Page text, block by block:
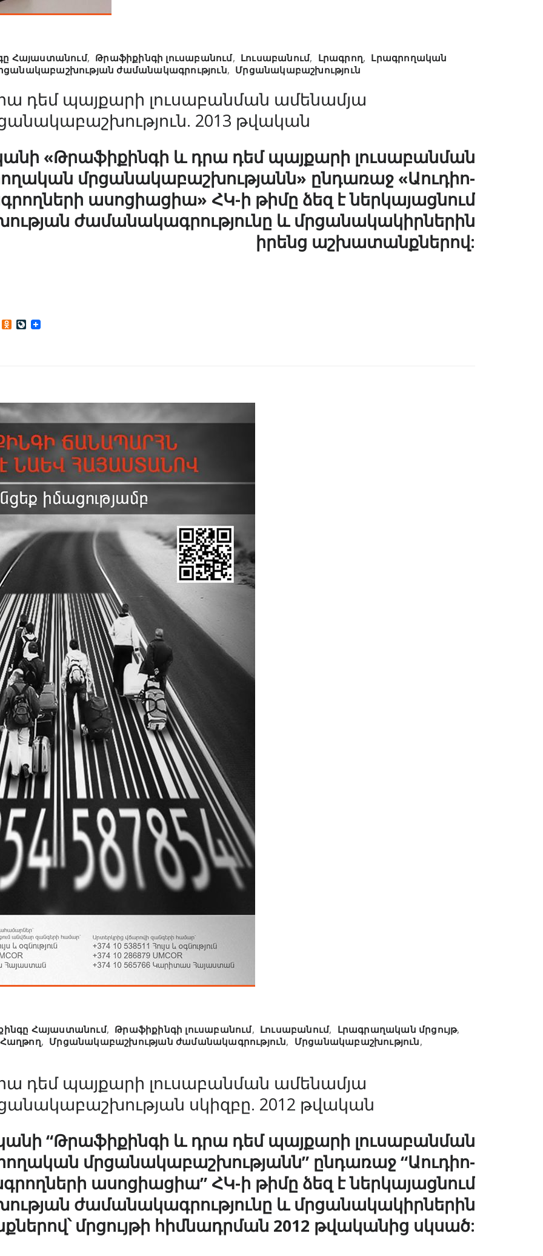
Հայաստանում, Թրաֆիքինգի լուսաբանում, Լուսաբանում, Լրագրող, Լրագրողական
ժամանակագրություն, Մրցանակաբաշխություն
դեմ պայքարի լուսաբանման ամենամյա
2013 թվական
«Թրաֆիքինգի և դրա դեմ պայքարի լուսաբանման
մրցանակաբաշխությանն» ընդառաջ «Աուդիո-
ասոցիացիա» ՀԿ-ի թիմը ձեզ է ներկայացնում
ժամանակագրությունը և մրցանակակիրներին
իրենց աշխատանքներով:
Odnoklassniki
LiveJournal
Հայաստանում, Թրաֆիքինգի լուսաբանում, Լուսաբանում, Լրագրաղական մրցույթ,
Հաղթող, Մրցանակաբաշխության ժամանակագրություն, Մրցանակաբաշխություն,
դեմ պայքարի լուսաբանման ամենամյա
սկիզբը. 2012 թվական
“Թրաֆիքինգի և դրա դեմ պայքարի լուսաբանման
մրցանակաբաշխությանն” ընդառաջ “Աուդիո-
ասոցիացիա” ՀԿ-ի թիմը ձեզ է ներկայացնում
ժամանակագրությունը և մրցանակակիրներին
մրցույթի հիմնադրման 2012 թվականից սկսած: